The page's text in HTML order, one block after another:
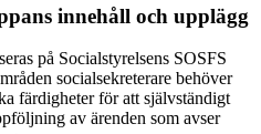
innehåll och upplägg
på Socialstyrelsens SOSFS
socialsekreterare behöver
färdigheter för att självständigt
av ärenden som avser